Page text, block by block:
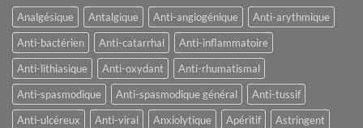
Analgésique Antalgique Anti-angiogénique
Anti-arythmique
Anti-bactérien
Anti-catarrhal
Anti-inflammatoire
Anti-lithiasique
Anti-oxydant
Anti-rhumatismal
Anti-spasmodique
Anti-spasmodique général
Anti-tussif
Anti-ulcéreux
Anti-viral Anxiolytique Apéritif
Astringent